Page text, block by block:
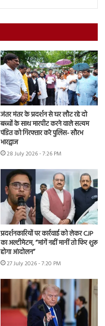
जंतर मंतर के प्रदर्शन से घर लौट रहे दो
बच्चों के साथ मारपीट करने वाले सत्यम
पंडित को गिरफ्तार करे पुलिस- सौरभ
भारद्वाज
28 July 2026 - 7:26 PM
प्रदर्शनकारियों पर कार्रवाई को लेकर CJP
का अल्टीमेटम, “मांगें नहीं मानीं तो फिर शुरू
होगा आंदोलन”
27 July 2026 - 7:20 PM